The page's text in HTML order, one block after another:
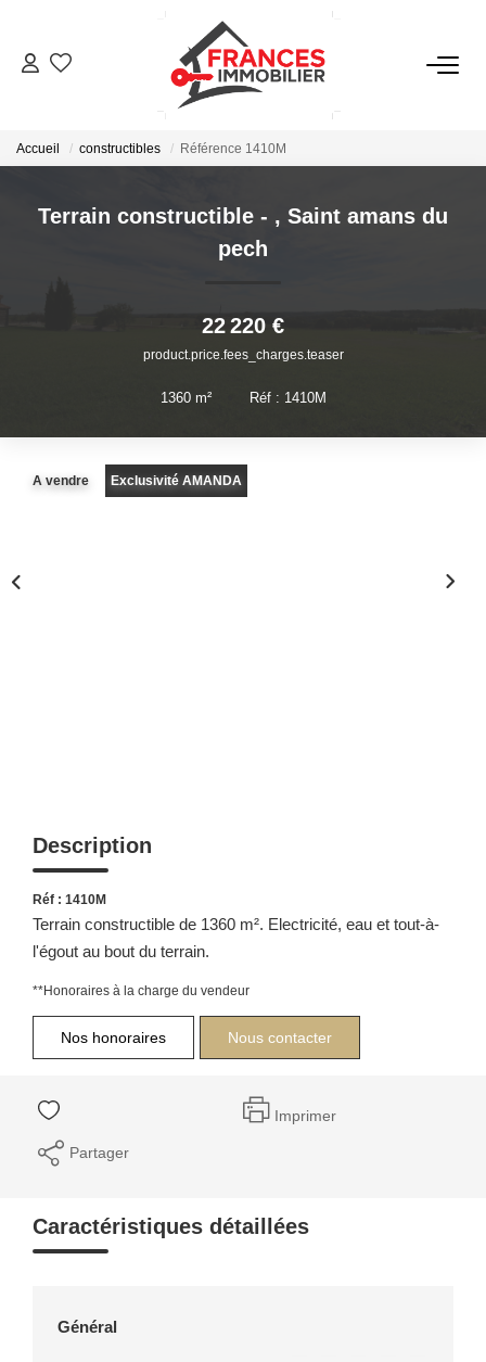
GESTION LOCATIVE
NOTRE AGENCE
CONTACT
Accueil constructibles Référence 1410M
Terrain constructible - , Saint amans du
pech
22 220 €
product.price.fees_charges.teaser
1360m² Réf : 1410M
A vendre Exclusivité AMANDA
Description
Réf : 1410M
Terrain constructible de 1360 m². Electricité, eau et tout-à-
l'égout au bout du terrain.
**Honoraires à la charge du vendeur
Nos honoraires Nous contacter
Imprimer
Partager
Caractéristiques détaillées
Général